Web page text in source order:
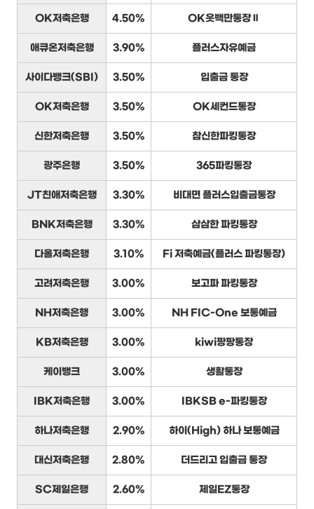
OK저축은행 4.50% OK읏백만통장Ⅱ
애큐온저축은행 3.90% 플러스자유예금
사이다뱅크(SBI) 3.50% 입출금 통장
OK저축은행 3.50% OK세컨드통장
신한저축은행 3.50% 참신한파킹통장
광주은행 3.50% 365파킹통장
JT친애저축은행 3.30% 비대면 플러스입출금통장
BNK저축은행 3.30% 삼삼한 파킹통장
다올저축은행 3.10% Fi 저축예금(플러스 파킹통장)
고려저축은행 3.00% 보고파 파킹통장
NH저축은행 3.00% NH FIC-One 보통예금
KB저축은행 3.00% kiwi팡팡통장
케이뱅크 3.00% 생활통장
IBK저축은행 3.00% IBKSB e-파킹통장
하나저축은행 2.90% 하이(High) 하나 보통예금
대신저축은행 2.80% 더드리고 입출금 통장
SC제일은행 2.60% 제일EZ통장